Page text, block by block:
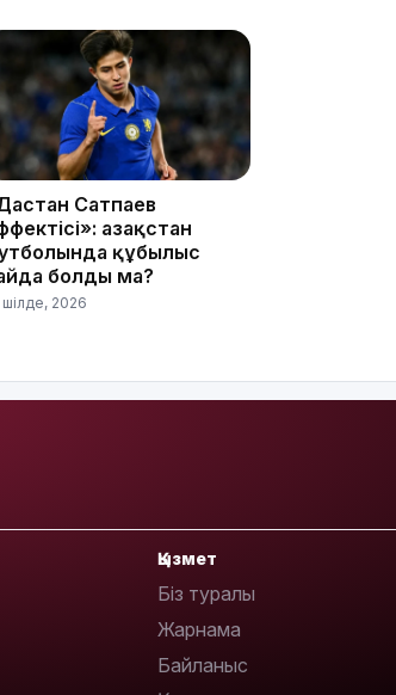
Сатпаев
Қазақстан
құбылыс
болды ма?
шілде, 2026
Қызмет
Біз туралы
Жарнама
Байланыс